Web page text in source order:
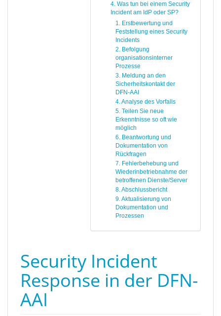
4. Was tun bei einem Security
Incident am IdP oder SP?
1. Erstbewertung und
Feststellung eines Security
Incidents
2. Befolgung
organisationsinterner
Prozesse
3. Meldung an den
Sicherheitskontakt der
DFN-AAI
4. Analyse des Vorfalls
5. Teilen Sie neue
Erkenntnisse so oft wie
möglich
6. Beantwortung und
Dokumentation von
Rückfragen
7. Fehlerbehebung und
Wiederinbetriebnahme der
betroffenen Dienste/Server
8. Abschlussbericht
9. Aktualisierung von
Dokumentation und
Prozessen
Security Incident
Response in der DFN-
AAI